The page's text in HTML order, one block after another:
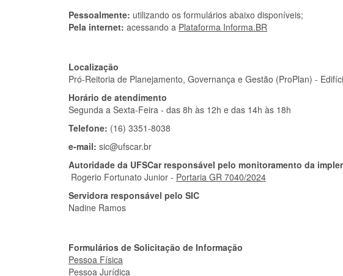
u
i
Pessoalmente: utilizando os formulários abaixo disponíveis;
Pela internet: acessando a Plataforma Informa.BR
Localização
Pró-Reitoria de Planejamento, Governança e Gestão (ProPlan) -
Horário de atendimento
Segunda a Sexta-Feira - das 8h às 12h e das 14h às 18h
Telefone: (16) 3351-8038
e-mail: sic@ufscar.br
Autoridade da UFSCar responsável pelo monitoramento da
Rogerio Fortunato Junior - Portaria GR 7040/2024
Servidora responsável pelo SIC
Nadine Ramos
Formulários de Solicitação de Informação
Pessoa Física
Pessoa Jurídica